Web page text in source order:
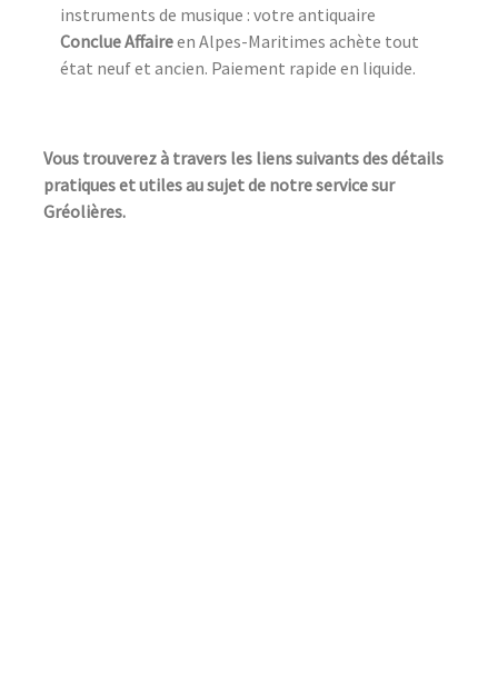
instruments de musique : votre antiquaire
Conclue Affaireen Alpes-Maritimes achète tout
état neuf et ancien. Paiement rapide en liquide.
Vous trouverez à travers les liens suivants des détails
pratiques et utiles au sujet de notre service sur
Gréolières.